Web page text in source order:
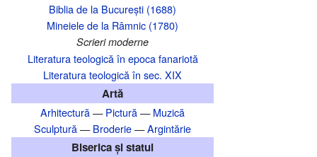
Biblia de la București (1688)
Mineiele de la Râmnic (1780)
Scrieri moderne
Literatura teologică în epoca fanariotă
Literatura teologică în sec. XIX
Artă
Arhitectură—Pictură—Muzică
Sculptură—Broderie—Argintărie
Biserica și statul